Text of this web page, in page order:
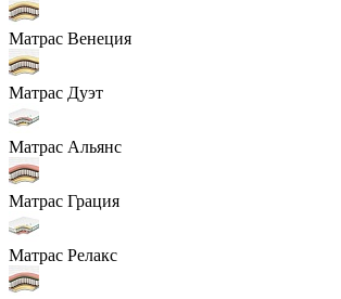
Матрас Венеция
Матрас Дуэт
Матрас Альянс
Матрас Грация
Матрас Релакс